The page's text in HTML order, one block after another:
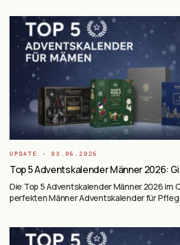
UPDATE ·03.06.2026
Top 5 Adventskalender Männer 2026:
Die Top 5 Adventskalender Männer 2026 im
perfekten Männer Adventskalender für